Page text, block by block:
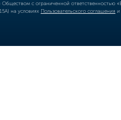
Обществом с ограниченной
на условиях Пользовательского соглашения и